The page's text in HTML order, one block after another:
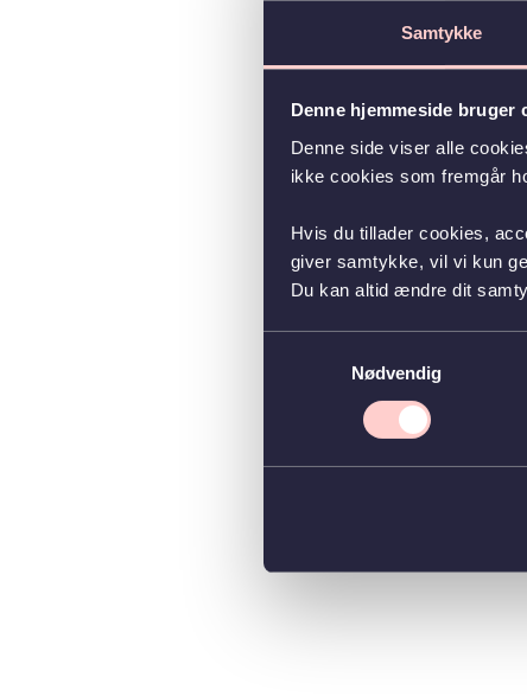
Samtykke
Denne hjemmeside bruger
Denne side viser alle
ikke cookies som fremgår
Hvis du tillader cookies,
giver samtykke, vil vi kun
Du kan altid ændre dit
Nødvendig